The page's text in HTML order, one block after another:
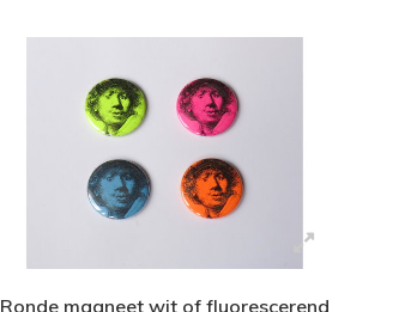
Ronde magneet wit of fluorescerend